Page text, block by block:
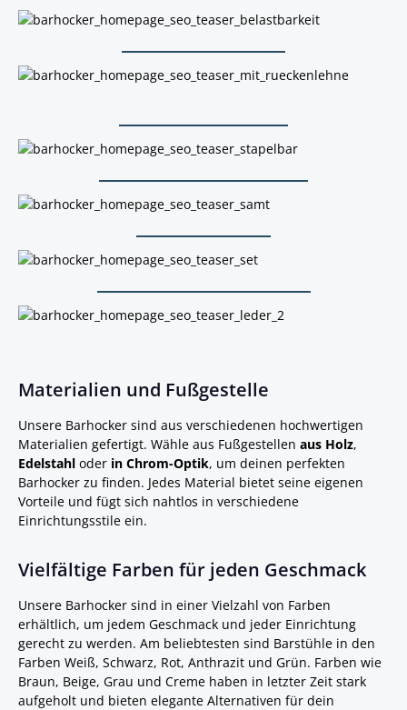
Barhocker mit Lehne
Stapelbare Barhocker
Barhocker mit Samt-Bezug
Barhocker mit Leder-Bezug
Materialien und Fußgestelle
Unsere Barhocker sind aus verschiedenen hochwertigen
Materialien gefertigt. Wähle aus Fußgestellen aus Holz,
Edelstahl oder in Chrom-Optik, um deinen perfekten
Barhocker zu finden. Jedes Material bietet seine eigenen
Vorteile und fügt sich nahtlos in verschiedene
Einrichtungsstile ein.
Vielfältige Farben für jeden Geschmack
Unsere Barhocker sind in einer Vielzahl von Farben
erhältlich, um jedem Geschmack und jeder Einrichtung
gerecht zu werden. Am beliebtesten sind Barstühle in den
Farben Weiß, Schwarz, Rot, Anthrazit und Grün. Farben wie
Braun, Beige, Grau und Creme haben in letzter Zeit stark
aufgeholt und bieten elegante Alternativen für dein